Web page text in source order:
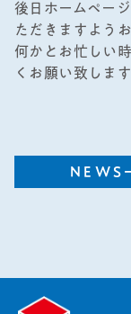
後日ホームペー
ただきますよう
何かとお忙しい
くお願い致します
NEWS